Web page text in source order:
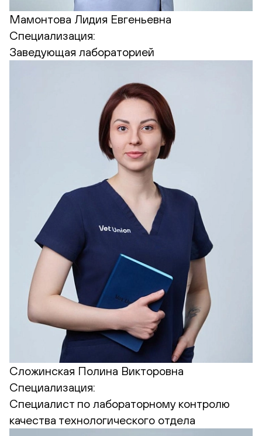
Мамонтова Лидия Евгеньевна
Специализация:
Заведующая лабораторией
Сложинская Полина Викторовна
Специализация:
Cпециалист по лабораторному контролю
качества технологического отдела